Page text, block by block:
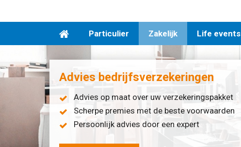
Particulier Zakelijk Life events
Advies bedrijfsverzekeringen
Advies op maat over uw verzekeringspakket
Scherpe premies met de beste voorwaarden
Persoonlijk advies door een expert